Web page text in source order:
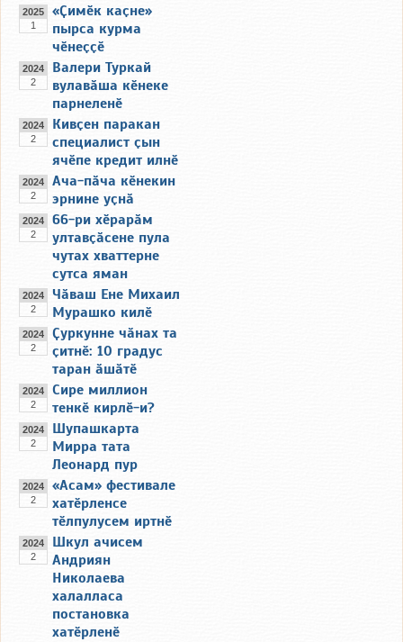
2025
1
«Ҫимӗк каҫне»
пырса курма
чӗнеҫҫӗ
2024
2
Валери Туркай
вулавӑша кӗнеке
парнеленӗ
2024
2
Кивҫен паракан
специалист ҫын
ячӗпе кредит илнӗ
2024
2
Ача-пӑча кӗнекин
эрнине уҫнӑ
2024
2
66-ри хӗрарӑм
ултавҫӑсене пула
чутах хваттерне
сутса яман
2024
2
Чӑваш Ене Михаил
Мурашко килӗ
2024
2
Ҫуркунне чӑнах та
ҫитнӗ: 10 градус
таран ӑшӑтӗ
2024
2
Сире миллион
тенкӗ кирлӗ-и?
2024
2
Шупашкарта
Мирра тата
Леонард пур
2024
2
«Асам» фестивале
хатӗрленсе
тӗлпулусем иртнӗ
2024
2
Шкул ачисем
Андриян
Николаева
халалласа
постановка
хатӗрленӗ